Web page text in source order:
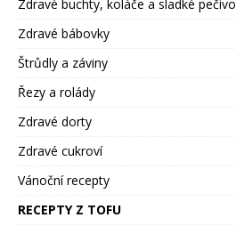
Zdravé buchty, koláče a sladké pečivo
Zdravé bábovky
Štrůdly a záviny
Řezy a rolády
Zdravé dorty
Zdravé cukroví
Vánoční recepty
RECEPTY Z TOFU